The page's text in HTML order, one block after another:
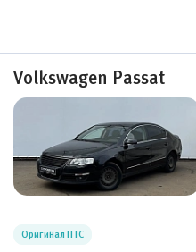
Volkswagen Passat
Оригинал ПТС